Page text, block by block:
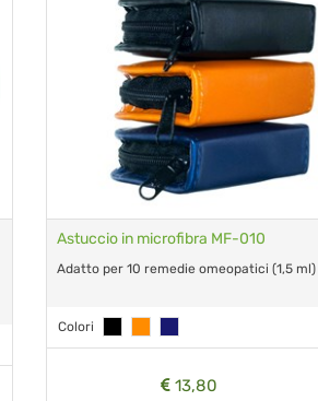
Astuccio in microfibra MF-010
Adatto per 10 remedie omeopatici (1,5 ml)
Colori
13,80